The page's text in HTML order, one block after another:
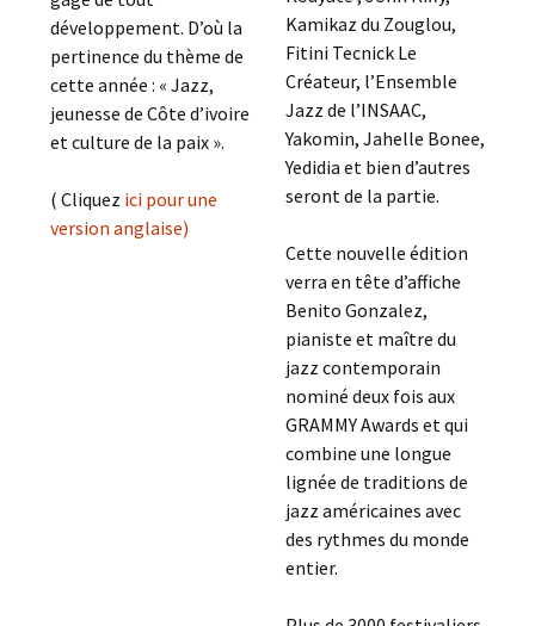
développement. D’où la
pertinence du thème de
cette année : « Jazz,
jeunesse de Côte d’ivoire
et culture de la paix ».
( Cliquez ici pour une
version anglaise)
Kamikaz du Zouglou,
Fitini Tecnick Le
Créateur, l’Ensemble
Jazz de l’INSAAC,
Yakomin, Jahelle Bonee,
Yedidia et bien d’autres
seront de la partie.
Cette nouvelle édition
verra en tête d’affiche
Benito Gonzalez,
pianiste et maître du
jazz contemporain
nominé deux fois aux
GRAMMY Awards et qui
combine une longue
lignée de traditions de
jazz américaines avec
des rythmes du monde
entier.